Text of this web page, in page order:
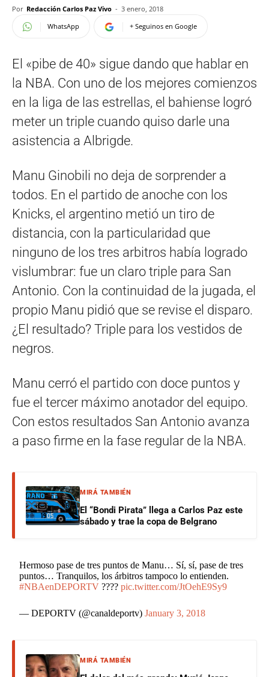
Por Redacción Carlos Paz Vivo - 3 enero, 2018
WhatsApp
+ Seguinos en Google
El «pibe de 40» sigue dando que hablar en
la NBA. Con uno de los mejores comienzos
en la liga de las estrellas, el bahiense logró
meter un triple cuando quiso darle una
asistencia a Albrigde.
Manu Ginobili no deja de sorprender a
todos. En el partido de anoche con los
Knicks, el argentino metió un tiro de
distancia, con la particularidad que
ninguno de los tres arbitros había logrado
vislumbrar: fue un claro triple para San
Antonio. Con la continuidad de la jugada, el
propio Manu pidió que se revise el disparo.
¿El resultado? Triple para los vestidos de
negros.
Manu cerró el partido con doce puntos y
fue el tercer máximo anotador del equipo.
Con estos resultados San Antonio avanza
a paso firme en la fase regular de la NBA.
MIRÁ TAMBIÉN
El “Bondi Pirata” llega a Carlos Paz este
sábado y trae la copa de Belgrano
Hermoso pase de tres puntos de Manu… Sí, sí, pase de tres
puntos… Tranquilos, los árbitros tampoco lo entienden.
#NBAenDEPORTV ????pic.twitter.com/JtOehE9Sy9
— DEPORTV (@canaldeportv)January 3, 2018
MIRÁ TAMBIÉN